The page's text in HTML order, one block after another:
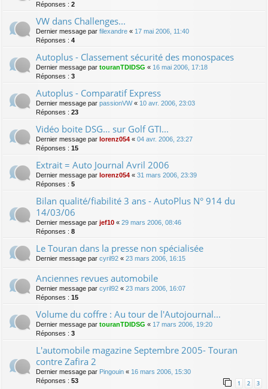
Réponses : 2
VW dans Challenges...
Dernier message par filexandre « 17 mai 2006, 11:40
Réponses : 4
Autoplus - Classement sécurité des monospaces
Dernier message par touranTDIDSG « 16 mai 2006, 17:18
Réponses : 3
Autoplus - Comparatif Express
Dernier message par passionVW« 10 avr. 2006, 23:03
Réponses : 23
Vidéo boite DSG... sur Golf GTI...
Dernier message par lorenz054 « 04 avr. 2006, 23:27
Réponses : 15
Extrait = Auto Journal Avril 2006
Dernier message par lorenz054 « 31 mars 2006, 23:39
Réponses : 5
Bilan qualité/fiabilité 3 ans - AutoPlus N° 914 du
14/03/06
Dernier message par jef10 « 29 mars 2006, 08:46
Réponses : 8
Le Touran dans la presse non spécialisée
Dernier message par cyril92 « 23 mars 2006, 16:15
Anciennes revues automobile
Dernier message par cyril92 « 23 mars 2006, 16:07
Réponses : 15
Volume du coffre : Au tour de l'Autojournal...
Dernier message par touranTDIDSG « 17 mars 2006, 19:20
Réponses : 3
L'automobile magazine Septembre 2005- Touran
contre Zafira 2
Dernier message par Pingouin « 16 mars 2006, 15:30
Réponses : 53 1 2 3